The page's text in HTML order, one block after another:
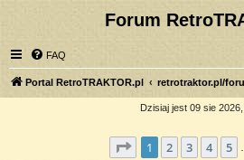
Forum
FAQ
Portal RetroTRAKTOR.pl retrotraktor.pl/
Dzisiaj jest 09 sie
Strona z10
1 2 3 4 5